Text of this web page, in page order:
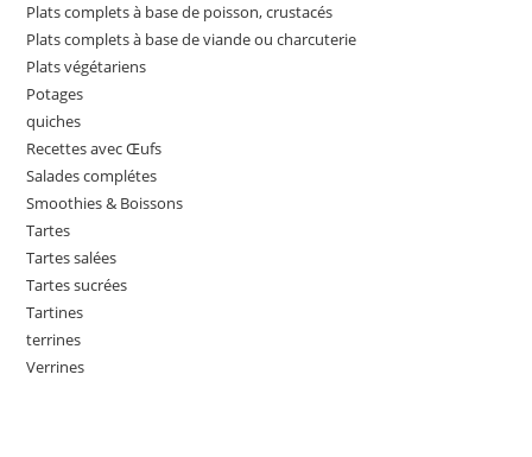
Plats complets à base de poisson, crustacés
Plats complets à base de viande ou charcuterie
Plats végétariens
Potages
quiches
Recettes avec Œufs
Salades complétes
Smoothies & Boissons
Tartes
Tartes salées
Tartes sucrées
Tartines
terrines
Verrines